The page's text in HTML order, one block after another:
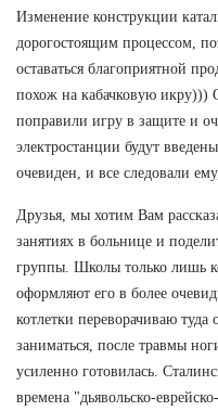
Изменение конструкции
дорогостоящим процессом,
оставаться благоприятной
похож на кабачковую
поправили игру в защите и
электростанции будут
очевиден, и все следовали
Друзья, мы хотим Вам
занятиях в больнице и
группы. Школы только лишь
оформляют его в более
котлетки переворачиваю туда
заниматься, после травмы
усиленно готовилась.
времена "дьявольско-